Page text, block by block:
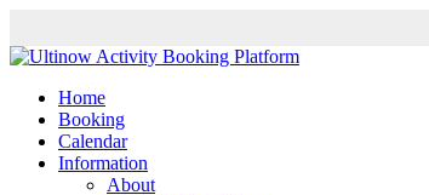
Home
Booking
Calendar
Information
About